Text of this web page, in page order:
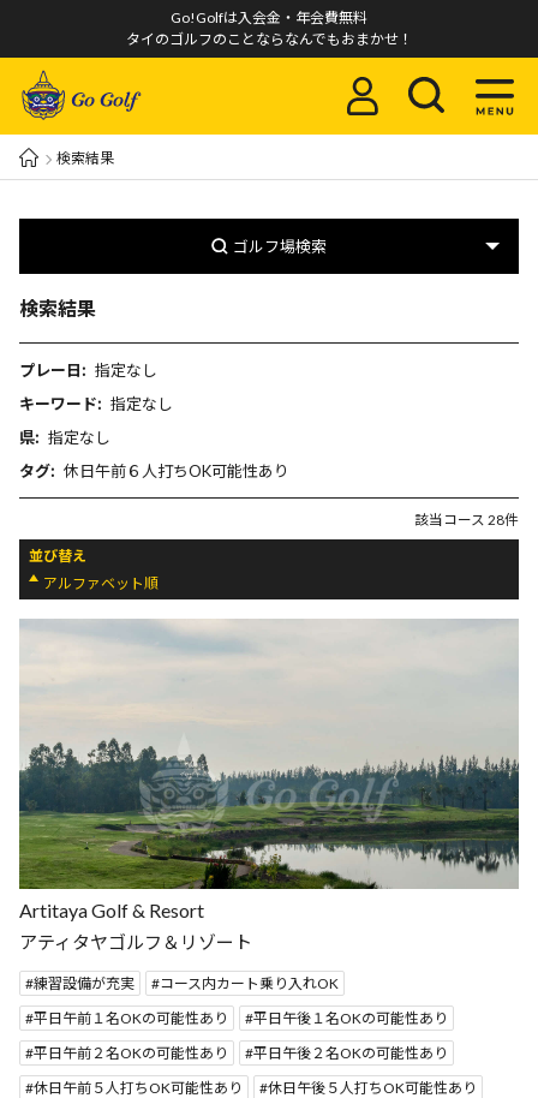
Go!Golfは入会金・年会費無料
タイのゴルフのことならなんでもおまかせ！
検索結果
ゴルフ場検索
検索結果
プレー日: 指定なし
キーワード: 指定なし
県: 指定なし
タグ: 休日午前６人打ちOK可能性あり
該当コース 28件
並び替え
アルファベット順
Artitaya Golf & Resort
アティタヤゴルフ＆リゾート
練習設備が充実
コース内カート乗り入れOK
平日午前１名OKの可能性あり
平日午後１名OKの可能性あり
平日午前２名OKの可能性あり
平日午後２名OKの可能性あり
休日午前５人打ちOK可能性あり
休日午後５人打ちOK可能性あり